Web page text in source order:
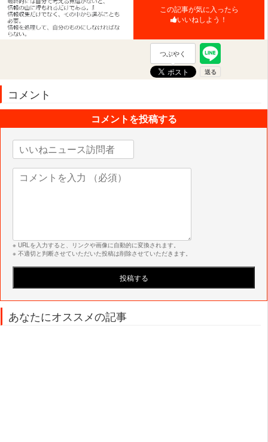
この記事が気に入ったら
いいねしよう！
つぶやく
コメント
コメントを投稿する
※ URLを入力すると、リンクや画像に自動的に変換されます。
※ 不適切と判断させていただいた投稿は削除させていただきます。
あなたにオススメの記事